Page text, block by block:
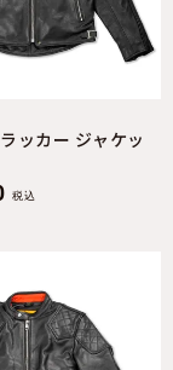
ッカー ジャケッ
税込